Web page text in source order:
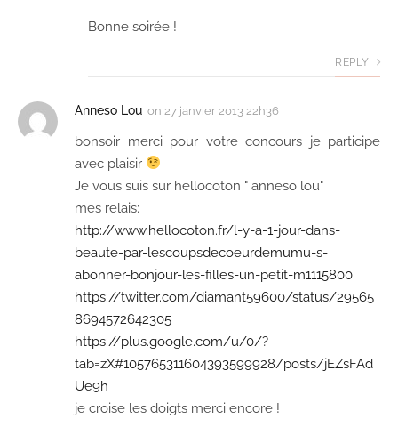
Bonne soirée !
REPLY
Anneso Lou on 27 janvier 2013 22h36
bonsoir merci pour votre concours je participe
avec plaisir
Je vous suis sur hellocoton " anneso lou"
mes relais:
http://www.hellocoton.fr/l-y-a-1-jour-dans-
beaute-par-lescoupsdecoeurdemumu-s-
abonner-bonjour-les-filles-un-petit-m1115800
https://twitter.com/diamant59600/status/29565
8694572642305
https://plus.google.com/u/0/?
tab=zX#105765311604393599928/posts/jEZsFAd
Ue9h
je croise les doigts merci encore !